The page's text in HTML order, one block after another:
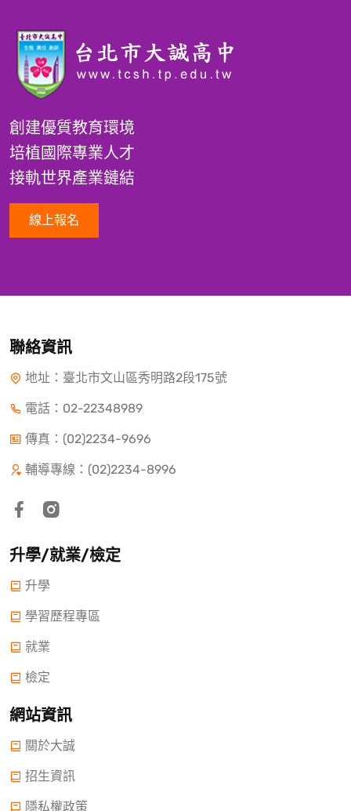
創建優質教育環境
培植國際專業人才
接軌世界產業鏈結
線上報名
聯絡資訊
地址：臺北市文山區秀明路2段175號
電話： 02-22348989
傳真：(02)2234-9696
輔導專線：(02)2234-8996
升學/就業/檢定
升學
學習歷程專區
就業
檢定
網站資訊
關於大誠
招生資訊
隱私權政策